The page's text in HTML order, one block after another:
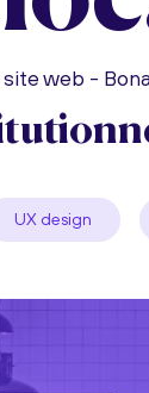
web -
UX design